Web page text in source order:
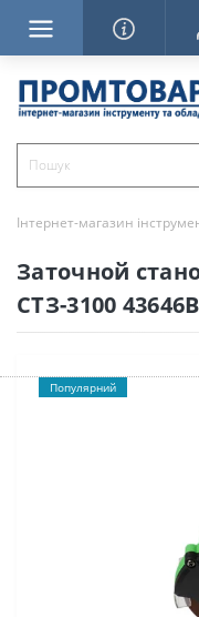
Інтернет-магазин
Заточной
СТЗ-3100
Популярний